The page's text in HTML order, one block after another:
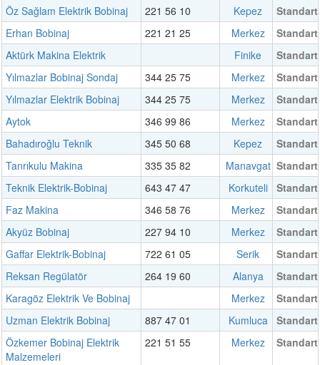
Öz Sağlam Elektrik Bobinaj
221 56 10 Kepez
Standart
Erhan Bobinaj
221 21 25 Merkez
Standart
Aktürk Makina Elektrik
Finike
Standart
Yılmazlar Bobinaj Sondaj
344 25 75 Merkez
Standart
Yılmazlar Elektrik Bobinaj
344 25 75 Merkez
Standart
Aytok
346 99 86 Merkez
Standart
Bahadıroğlu Teknik
345 50 68 Kepez
Standart
Tanrıkulu Makina
335 35 82 Manavgat Standart
Teknik Elektrik-Bobinaj
643 47 47 Korkuteli
Standart
Faz Makina
346 58 76 Merkez
Standart
Akyüz Bobinaj
227 94 10 Merkez
Standart
Gaffar Elektrik-Bobinaj
722 61 05 Serik
Standart
Reksan Regülatör
264 19 60 Alanya
Standart
Karagöz Elektrik Ve Bobinaj
Merkez
Standart
Uzman Elektrik Bobinaj
887 47 01 Kumluca
Standart
Özkemer Bobinaj Elektrik
Malzemeleri
221 51 55 Merkez Standart